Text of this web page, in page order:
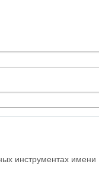
инструментах имени